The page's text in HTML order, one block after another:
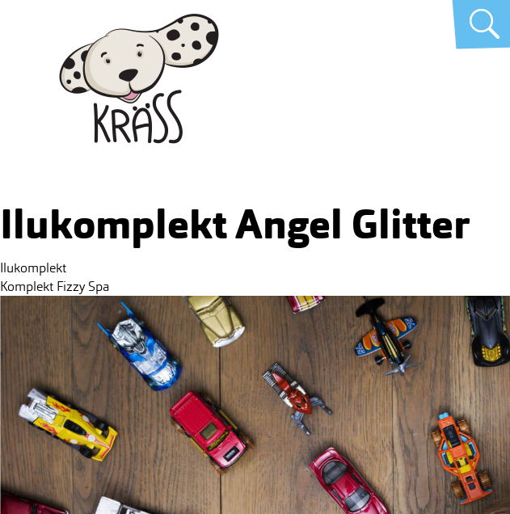
Ilukomplekt Angel Glitter
Post
navigation
Ilukomplekt
Komplekt Fizzy Spa